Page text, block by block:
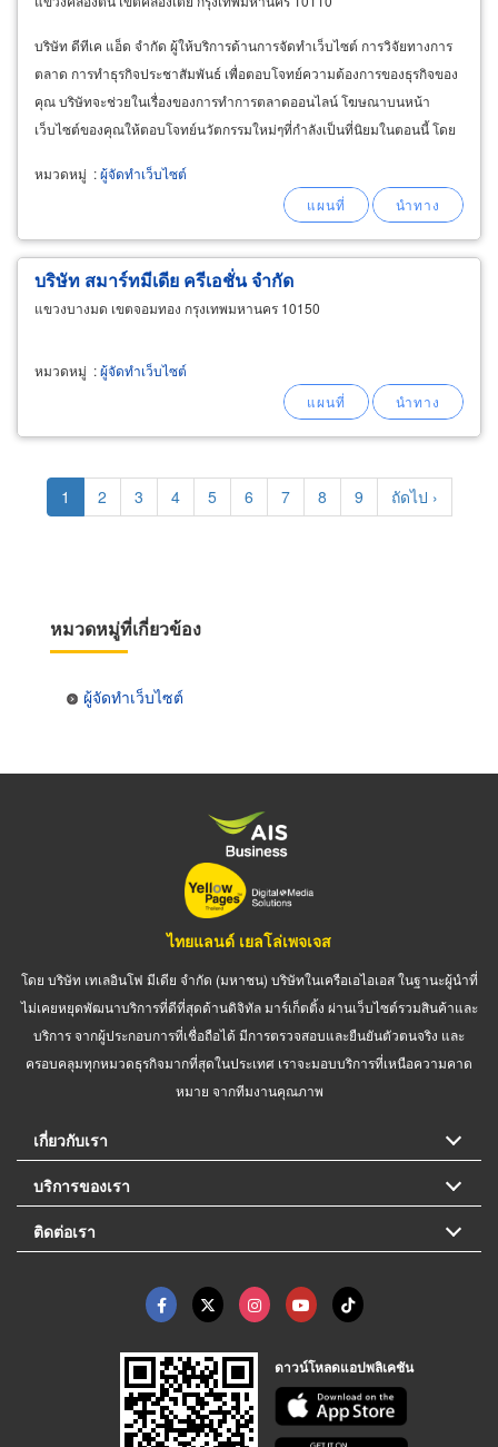
บริษัท ดีทีเค แอ็ด จำกัด ผู้ให้บริการด้านการจัดทำเว็บไซต์ การวิจัยทางการ
ตลาด การทำธุรกิจประชาสัมพันธ์ เพื่อตอบโจทย์ความต้องการของธุรกิจของ
คุณ บริษัทจะช่วยในเรื่องของการทำการตลาดออนไลน์ โฆษณาบนหน้า
เว็บไซต์ของคุณให้ตอบโจทย์นวัตกรรมใหม่ๆที่กำลังเป็นที่นิยมในตอนนี้ โดย
หมวดหมู่ :ผู้จัดทำเว็บไซต์
บริษัท สมาร์ทมีเดีย ครีเอชั่น จำกัด
แขวงบางมด เขตจอมทอง กรุงเทพมหานคร 10150
หมวดหมู่ :ผู้จัดทำเว็บไซต์
Pagination
Current
page
1 Page
2 Page
3 Page
4 Page
5 Page
6 Page
7 Page
8 Page
9
Next
page
ถัดไป ›
หมวดหมู่ที่เกี่ยวข้อง
ผู้จัดทำเว็บไซต์
ไทยแลนด์ เยลโล่เพจเจส
โดย บริษัท เทเลอินโฟ มีเดีย จำกัด (มหาชน) บริษัทในเครือเอไอเอส ในฐานะผู้นำที่
ไม่เคยหยุดพัฒนาบริการที่ดีที่สุดด้านดิจิทัล มาร์เก็ตติ้ง ผ่านเว็บไซต์รวมสินค้าและ
บริการ จากผู้ประกอบการที่เชื่อถือได้ มีการตรวจสอบและยืนยันตัวตนจริง และ
ครอบคลุมทุกหมวดธุรกิจมากที่สุดในประเทศ เราจะมอบบริการที่เหนือความคาด
หมาย จากทีมงานคุณภาพ
เกี่ยวกับเรา
บริการของเรา
ติดต่อเรา
ดาวน์โหลดแอปพลิเคชัน